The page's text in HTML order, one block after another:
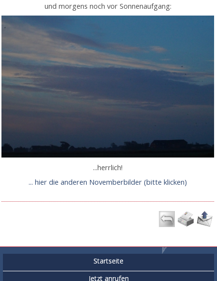
und morgens noch vor Sonnenaufgang:
...herrlich!
... hier die anderen Novemberbilder (bitte klicken)
Startseite
Jetzt anrufen